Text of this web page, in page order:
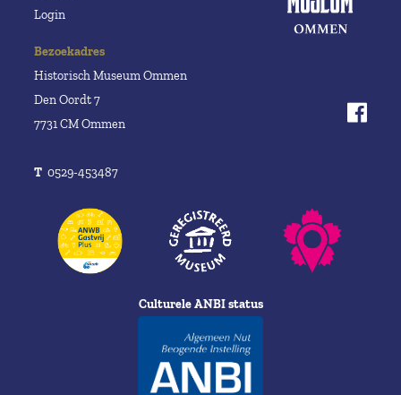
Bezoekadres
Historisch Museum Ommen
Den Oordt 7
7731 CM Ommen
T 0529-453487
Login
Culturele ANBI status